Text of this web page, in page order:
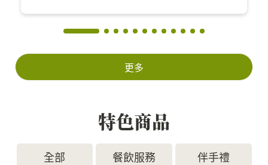
更多
特色商品
全部 餐飲服務 伴手禮